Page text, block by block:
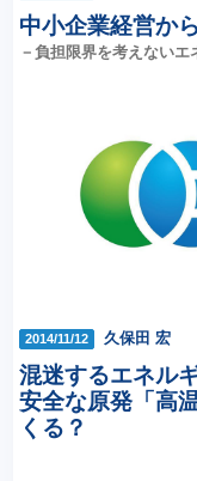
中小企業経営か
－負担限界を考えないエ
2014/11/12 久保田 宏
混迷するエネル
安全な原発「高
くる？